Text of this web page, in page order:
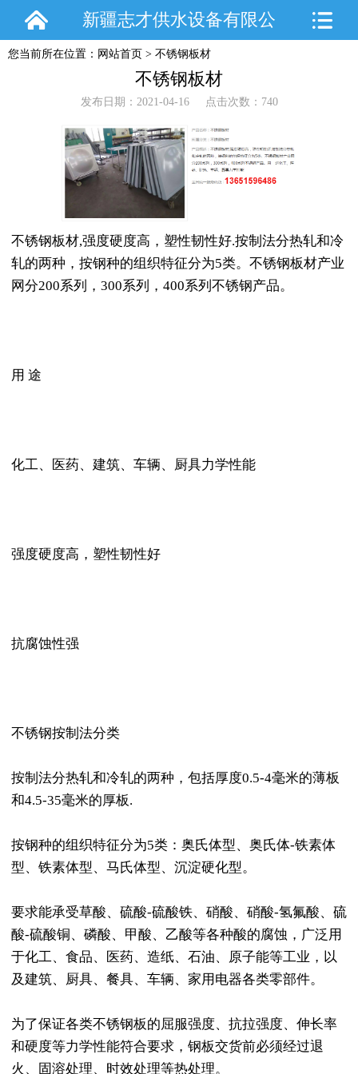
新疆志才供水设备有限公
司
您当前所在位置： 网站首页 > 不锈钢板材
不锈钢板材
发布日期：2021-04-16 点击次数：740
不锈钢板材,强度硬度高，塑性韧性好.按制法分热轧和冷
轧的两种，按钢种的组织特征分为5类。不锈钢板材产业
网分200系列，300系列，400系列不锈钢产品。
用 途
化工、医药、建筑、车辆、厨具力学性能
强度硬度高，塑性韧性好
抗腐蚀性强
不锈钢按制法分类
按制法分热轧和冷轧的两种，包括厚度0.5-4毫米的薄板
和4.5-35毫米的厚板.
按钢种的组织特征分为5类：奥氏体型、奥氏体-铁素体
型、铁素体型、马氏体型、沉淀硬化型。
要求能承受草酸、硫酸-硫酸铁、硝酸、硝酸-氢氟酸、硫
酸-硫酸铜、磷酸、甲酸、乙酸等各种酸的腐蚀，广泛用
于化工、食品、医药、造纸、石油、原子能等工业，以
及建筑、厨具、餐具、车辆、家用电器各类零部件。
为了保证各类不锈钢板的屈服强度、抗拉强度、伸长率
和硬度等力学性能符合要求，钢板交货前必须经过退
火、固溶处理、时效处理等热处理。